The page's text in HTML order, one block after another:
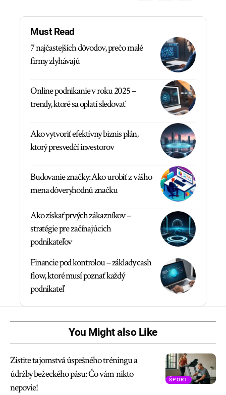
Must Read
7 najčastejších dôvodov, prečo malé
firmy zlyhávajú
Online podnikanie v roku 2025 –
trendy, ktoré sa oplatí sledovať
Ako vytvoriť efektívny biznis plán,
ktorý presvedčí investorov
Budovanie značky: Ako urobiť z vášho
mena dôveryhodnú značku
Ako získať prvých zákazníkov –
stratégie pre začínajúcich
podnikateľov
Financie pod kontrolou – základy cash
flow, ktoré musí poznať každý
podnikateľ
You Might also Like
ŠPORT
Zistite tajomstvá úspešného tréningu a
údržby bežeckého pásu: Čo vám nikto
nepovie!